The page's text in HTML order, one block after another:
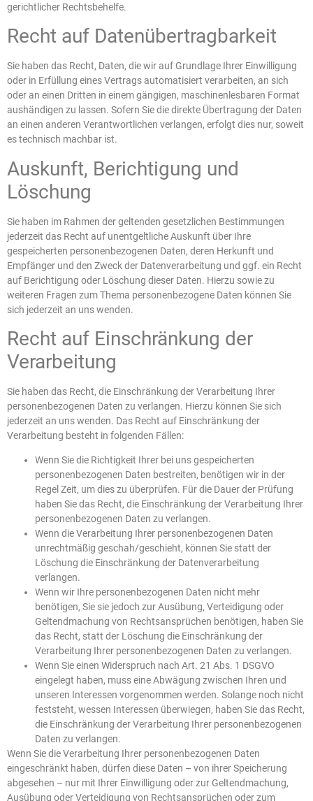
gerichtlicher Rechtsbehelfe.
Recht auf Daten­übertrag­barkeit
Sie haben das Recht, Daten, die wir auf Grundlage Ihrer Einwilligung
oder in Erfüllung eines Vertrags automatisiert verarbeiten, an sich
oder an einen Dritten in einem gängigen, maschinenlesbaren Format
aushändigen zu lassen. Sofern Sie die direkte Übertragung der Daten
an einen anderen Verantwortlichen verlangen, erfolgt dies nur, soweit
es technisch machbar ist.
Auskunft, Berichtigung und
Löschung
Sie haben im Rahmen der geltenden gesetzlichen Bestimmungen
jederzeit das Recht auf unentgeltliche Auskunft über Ihre
gespeicherten personenbezogenen Daten, deren Herkunft und
Empfänger und den Zweck der Datenverarbeitung und ggf. ein Recht
auf Berichtigung oder Löschung dieser Daten. Hierzu sowie zu
weiteren Fragen zum Thema personenbezogene Daten können Sie
sich jederzeit an uns wenden.
Recht auf Einschränkung der
Verarbeitung
Sie haben das Recht, die Einschränkung der Verarbeitung Ihrer
personenbezogenen Daten zu verlangen. Hierzu können Sie sich
jederzeit an uns wenden. Das Recht auf Einschränkung der
Verarbeitung besteht in folgenden Fällen:
Wenn Sie die Richtigkeit Ihrer bei uns gespeicherten
personenbezogenen Daten bestreiten, benötigen wir in der
Regel Zeit, um dies zu überprüfen. Für die Dauer der Prüfung
haben Sie das Recht, die Einschränkung der Verarbeitung Ihrer
personenbezogenen Daten zu verlangen.
Wenn die Verarbeitung Ihrer personenbezogenen Daten
unrechtmäßig geschah/geschieht, können Sie statt der
Löschung die Einschränkung der Datenverarbeitung
verlangen.
Wenn wir Ihre personenbezogenen Daten nicht mehr
benötigen, Sie sie jedoch zur Ausübung, Verteidigung oder
Geltendmachung von Rechtsansprüchen benötigen, haben Sie
das Recht, statt der Löschung die Einschränkung der
Verarbeitung Ihrer personenbezogenen Daten zu verlangen.
Wenn Sie einen Widerspruch nach Art. 21 Abs. 1 DSGVO
eingelegt haben, muss eine Abwägung zwischen Ihren und
unseren Interessen vorgenommen werden. Solange noch nicht
feststeht, wessen Interessen überwiegen, haben Sie das Recht,
die Einschränkung der Verarbeitung Ihrer personenbezogenen
Daten zu verlangen.
Wenn Sie die Verarbeitung Ihrer personenbezogenen Daten
eingeschränkt haben, dürfen diese Daten – von ihrer Speicherung
abgesehen – nur mit Ihrer Einwilligung oder zur Geltendmachung,
Ausübung oder Verteidigung von Rechtsansprüchen oder zum